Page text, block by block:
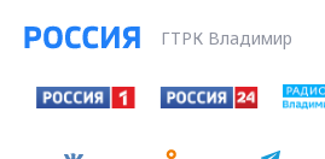
ГТРК Владимир